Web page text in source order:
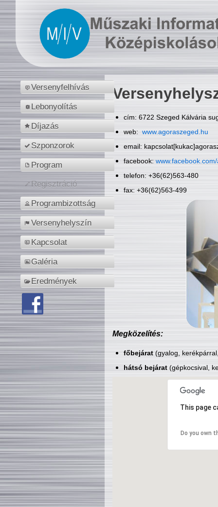
Versenyfelhívás
Lebonyolítás
Díjazás
Szponzorok
Program
Regisztráció
Programbizottság
Versenyhelyszín
Kapcsolat
Galéria
Eredmények
cím: 6722 Szeged Kálvária
web: www.agoraszeged.hu
email:
facebook:
telefon: +36(62)563-480
fax: +36(62)563-499
Megközelítés:
főbejárat(gyalog,
hátsó bejárat(gépkocsival,
This page
Do you own